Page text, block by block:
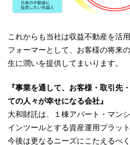
これからも当社は収益不動産を活
フォーマーとして、お客様の将来
生に潤いを提供してまいります。
『事業を通して、お客様・取引先
ての人々が幸せになる会社』
大和財託は、１棟アパート・マン
インツールとする資産運用プラッ
今後は更なるニーズにこたえるべ